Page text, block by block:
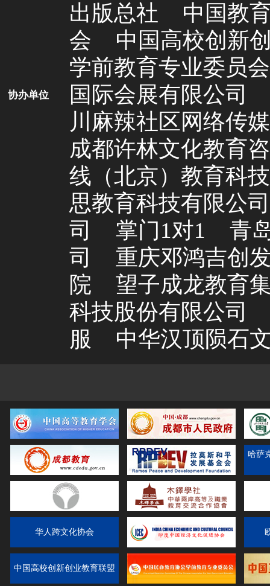
协办单位
出版总社
中国教
会
中国高校创新
学前教育专业委员会
国际会展有限公司
川麻辣社区网络传
成都许林文化教育
线（北京）教育科
思教育科技有限公司
司
掌门1对1
青
司
重庆邓鸿吉创
院
望子成龙教育
科技股份有限公司
服
中华汉顶陨石
哈萨
华人跨文化协会
中国高校创新创业教育联盟